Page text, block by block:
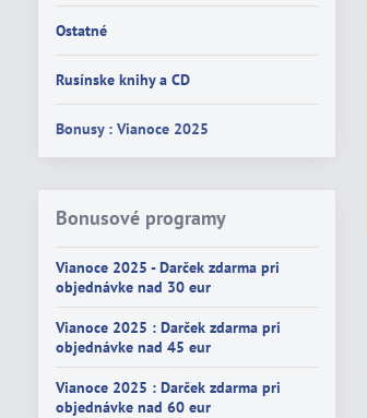
Ostatné
Rusínske knihy a CD
Bonusy : Vianoce 2025
Bonusové programy
Vianoce 2025 - Darček zdarma pri
objednávke nad 30 eur
Vianoce 2025 : Darček zdarma pri
objednávke nad 45 eur
Vianoce 2025 : Darček zdarma pri
objednávke nad 60 eur